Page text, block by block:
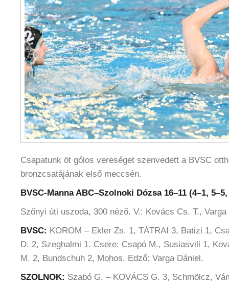
Csapatunk öt gólos vereséget szenvedett a BVSC
bronzcsatájának első meccsén.
BVSC-Manna ABC–Szolnoki Dózsa 16–11 (4–1,
Szőnyi úti uszoda, 300 néző. V.: Kovács Cs. T., Varga
BVSC: KOROM – Ekler Zs. 1, TÁTRAI 3, Batizi 1,
D. 2, Szeghalmi 1. Csere: Csapó M., Susiasvili 1,
M. 2, Bundschuh 2, Mohos. Edző: Varga Dániel.
SZOLNOK: Szabó G. – KOVÁCS G. 3, Schmölcz,